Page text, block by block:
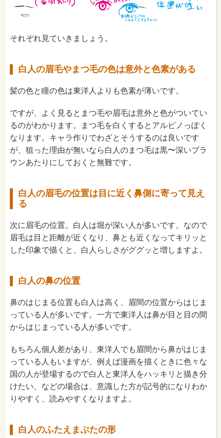
それぞれ見ていきましょう。
白人の眉毛やまつ毛の色は意外と色素がある
髪の色と瞳の色は東洋人よりも色素が薄いです。
ですが、よく見るとまつ毛や眉毛は意外と色がついてい
るのがわかります。まつ毛を白くするとアルビノっぽく
なります。キャラ作りでわざとそうするのは良いです
が、狙った理由が無いなら白人のまつ毛は黒〜深いブラ
ウンあたりにしておくと無難です。
白人の眉毛の位置は目に近く鼻側に寄って見え
る
次に眉毛の位置。白人は堀が深い人が多いです。なので
眉毛は目と距離が近くなり、鼻とも近くなってキリッと
した印象で描くと、白人らしさがググッと増しますよ。
白人の鼻の位置
鼻のはじまる位置も白人は高く、眉間の位置からはじま
っている人が多いです。一方で東洋人は鼻が目と目の間
からはじまっている人が多いです。
もちろん個人差があり、東洋人でも眉間から鼻がはじま
っている人もいますが、例えば漫画を描くときに色々な
国の人が登場するので白人と東洋人をハッキリと描き分
けたい、などの場合は、意識した方が記号的になりわか
りやすく、読みやすくなりますよ。
白人のふたえまぶたの形